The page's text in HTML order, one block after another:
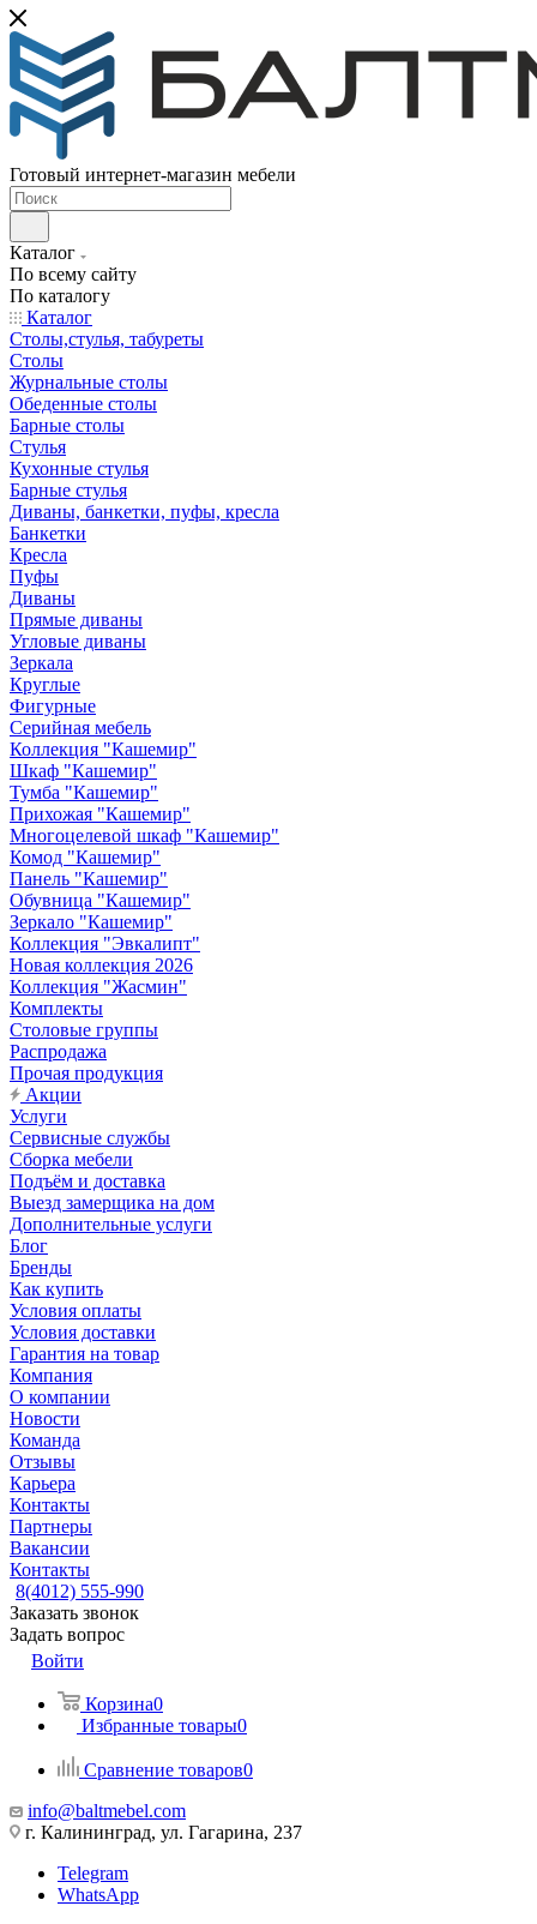
Готовый интернет-магазин мебели
Каталог
По всему сайту
По каталогу
Каталог
Столы,стулья, табуреты
Столы
Журнальные столы
Обеденные столы
Барные столы
Стулья
Кухонные стулья
Барные стулья
Диваны, банкетки, пуфы, кресла
Банкетки
Кресла
Пуфы
Диваны
Прямые диваны
Угловые диваны
Зеркала
Круглые
Фигурные
Серийная мебель
Коллекция "Кашемир"
Шкаф "Кашемир"
Тумба "Кашемир"
Прихожая "Кашемир"
Многоцелевой шкаф "Кашемир"
Комод "Кашемир"
Панель "Кашемир"
Обувница "Кашемир"
Зеркало "Кашемир"
Коллекция "Эвкалипт"
Новая коллекция 2026
Коллекция "Жасмин"
Комплекты
Столовые группы
Распродажа
Прочая продукция
Акции
Услуги
Сервисные службы
Сборка мебели
Подъём и доставка
Выезд замерщика на дом
Дополнительные услуги
Блог
Бренды
Как купить
Условия оплаты
Условия доставки
Гарантия на товар
Компания
О компании
Новости
Команда
Отзывы
Карьера
Контакты
Партнеры
Вакансии
Контакты
8(4012) 555-990
Заказать звонок
Задать вопрос
Войти
Корзина0
Избранные товары0
Сравнение товаров0
info@baltmebel.com
г. Калининград, ул. Гагарина, 237
Telegram
WhatsApp